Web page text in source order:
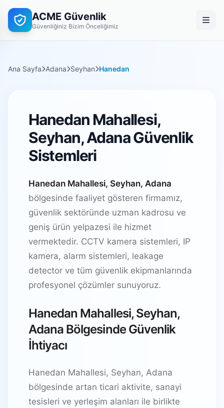
ACME Güvenlik
Güvenliğiniz Bizim Önceliğimiz
Ana Sayfa Adana Seyhan Hanedan
Hanedan Mahallesi,
Seyhan, Adana Güvenlik
Sistemleri
Hanedan Mahallesi, Seyhan, Adana
bölgesinde faaliyet gösteren firmamız,
güvenlik sektöründe uzman kadrosu ve
geniş ürün yelpazesi ile hizmet
vermektedir. CCTV kamera sistemleri, IP
kamera, alarm sistemleri, leakage
detector ve tüm güvenlik ekipmanlarında
profesyonel çözümler sunuyoruz.
Hanedan Mahallesi, Seyhan,
Adana Bölgesinde Güvenlik
İhtiyacı
Hanedan Mahallesi, Seyhan, Adana
bölgesinde artan ticari aktivite, sanayi
tesisleri ve yerleşim alanları ile birlikte